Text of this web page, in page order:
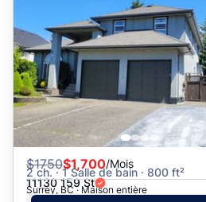
$1750$1,700/Mois
2 ch. · 1 Salle de bain · 800 ft²
11130 159 St
Surrey, BC · Maison entière